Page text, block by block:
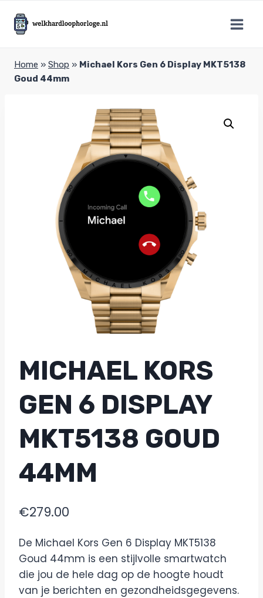
naar
inhoud
Home » Shop » Michael Kors Gen 6 Display MKT5138
Goud 44mm
MICHAEL KORS
GEN 6 DISPLAY
MKT5138 GOUD
44MM
€279.00
De Michael Kors Gen 6 Display MKT5138
Goud 44mm is een stijlvolle smartwatch
die jou de hele dag op de hoogte houdt
van je berichten en gezondheidsgegevens.